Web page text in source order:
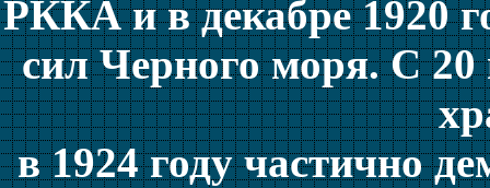
РККА и в декабре 1920
сил Черного моря. С 20
в 1924 году частично